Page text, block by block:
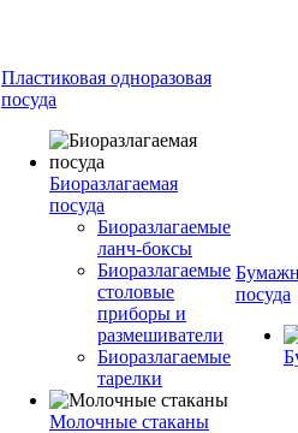
Пластиковая одноразовая
посуда
Биоразлагаемая
посуда
Биоразлагаемые
ланч-боксы
Биоразлагаемые
столовые
приборы и
размешиватели
Биоразлагаемые
тарелки
Молочные стаканы
посуда